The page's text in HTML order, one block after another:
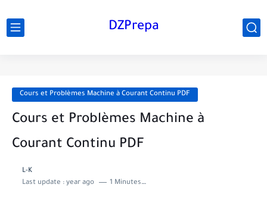
DZPrepa
Cours et Problèmes Machine à Courant Continu PDF
Cours et Problèmes Machine à
Courant Continu PDF
L-K
Last update : year ago 1 Minutes to read